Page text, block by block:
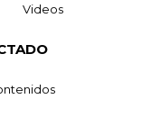
Videos